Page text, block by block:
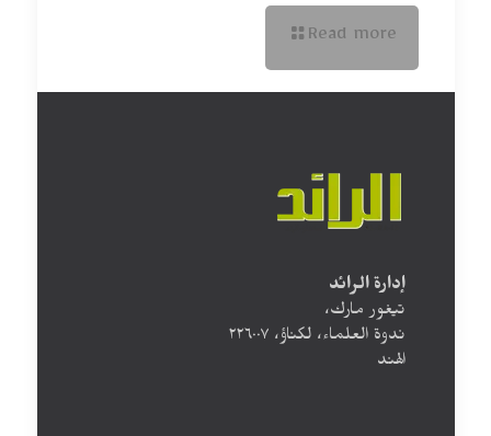
Read more
إدارة الرائد
تيغور مارك،
ندوة العلماء، لكناؤ، ۲۲٦۰۰۷
الهند